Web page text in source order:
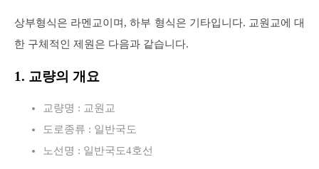
상부형식은 라멘교이며, 하부 형식은 기타입니다. 교원교에 대
한 구체적인 제원은 다음과 같습니다.
1. 교량의 개요
교량명 : 교원교
도로종류 : 일반국도
노선명 : 일반국도4호선